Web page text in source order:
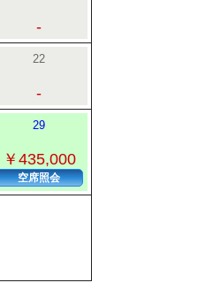
-
22
-
29
￥435,000
空席照会